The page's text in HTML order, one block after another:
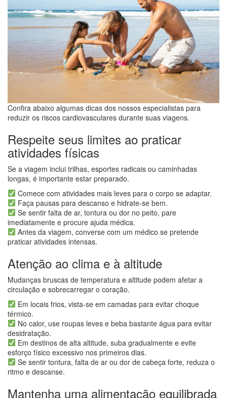
Confira abaixo algumas dicas dos nossos especialistas para
reduzir os riscos cardiovasculares durante suas viagens.
Respeite seus limites ao praticar
atividades físicas
Se a viagem inclui trilhas, esportes radicais ou caminhadas
longas, é importante estar preparado.
Comece com atividades mais leves para o corpo se adaptar.
Faça pausas para descanso e hidrate-se bem.
Se sentir falta de ar, tontura ou dor no peito, pare
imediatamente e procure ajuda médica.
Antes da viagem, converse com um médico se pretende
praticar atividades intensas.
Atenção ao clima e à altitude
Mudanças bruscas de temperatura e altitude podem afetar a
circulação e sobrecarregar o coração.
Em locais frios, vista-se em camadas para evitar choque
térmico.
No calor, use roupas leves e beba bastante água para evitar
desidratação.
Em destinos de alta altitude, suba gradualmente e evite
esforço físico excessivo nos primeiros dias.
Se sentir tontura, falta de ar ou dor de cabeça forte, reduza o
ritmo e descanse.
Mantenha uma alimentação equilibrada